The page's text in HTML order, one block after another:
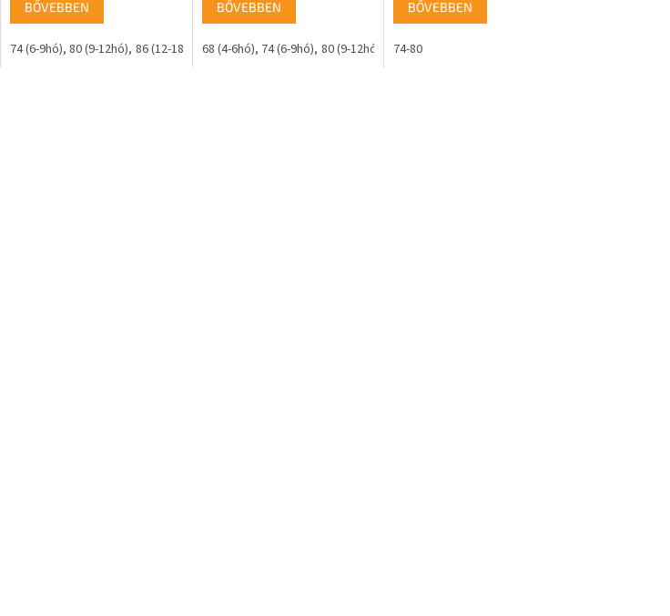
BŐVEBBEN
74 (6-9hó) 80 (9-12hó) 86 (12-18hó) 92 (18-24hó)
BŐVEBBEN
68 (4-6hó) 74 (6-9hó) 80 (9-12hó) 86 (12-18hó)
BŐVEBBEN
74-80